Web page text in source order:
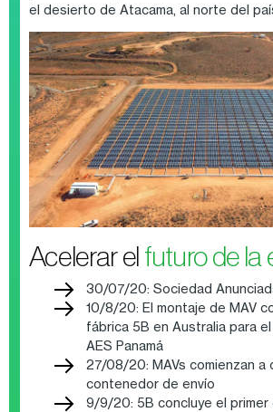
el desierto de Atacama, al norte del
Acelerar el futuro de la
30/07/20: Sociedad
10/8/20: El montaje de MAV
fábrica 5B en Australia para
AES Panamá
27/08/20: MAVs comienzan a
contenedor de envío
9/9/20: 5B concluye el primer